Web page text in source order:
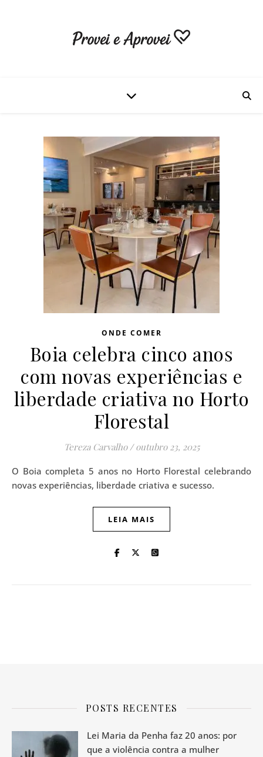
ONDE COMER
Boia celebra cinco anos
com novas experiências e
liberdade criativa no Horto
Florestal
Tereza Carvalho / outubro 23, 2025
O Boia completa 5 anos no Horto Florestal celebrando
novas experiências, liberdade criativa e sucesso.
LEIA MAIS
POSTS RECENTES
Lei Maria da Penha faz 20 anos: por
que a violência contra a mulher